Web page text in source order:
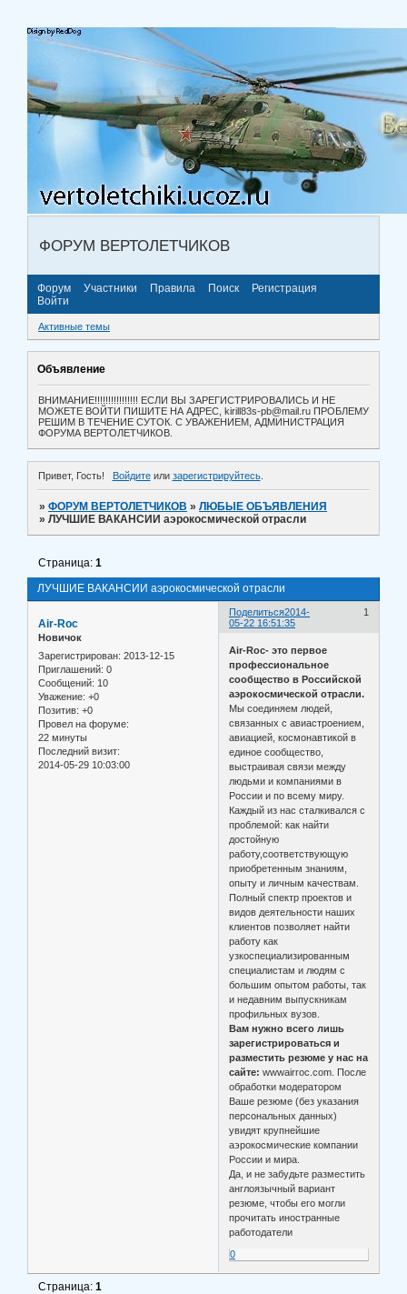
ФОРУМ ВЕРТОЛЕТЧИКОВ
Форум Участники Правила Поиск
Регистрация
Войти
Активные темы
Объявление
ВНИМАНИЕ!!!!!!!!!!!!!!!! ЕСЛИ ВЫ ЗАРЕГИСТРИРОВАЛИСЬ И НЕ
МОЖЕТЕ ВОЙТИ ПИШИТЕ НА АДРЕС, kirill83s-pb@mail.ru ПРОБЛЕМУ
РЕШИМ В ТЕЧЕНИЕ СУТОК. С УВАЖЕНИЕМ, АДМИНИСТРАЦИЯ
ФОРУМА ВЕРТОЛЕТЧИКОВ.
Привет, Гость! Войдитеили зарегистрируйтесь.
»ФОРУМ ВЕРТОЛЕТЧИКОВ »ЛЮБЫЕ ОБЪЯВЛЕНИЯ
»ЛУЧШИЕ ВАКАНСИИ аэрокосмической отрасли
ЛУЧШИЕ ВАКАНСИИ аэрокосмической отрасли
Страница:1
Поделиться 1
2014-
05-22 16:51:35
Air-Roc
Новичок
Зарегистрирован: 2013-12-15
Приглашений: 0
Сообщений: 10
Уважение: +0
Позитив: +0
Провел на форуме:
22 минуты
Последний визит:
2014-05-29 10:03:00
Air-Roc- это первое
профессиональное
сообщество в Российской
аэрокосмической отрасли.
Мы соединяем людей,
связанных с авиастроением,
авиацией, космонавтикой в
единое сообщество,
выстраивая связи между
людьми и компаниями в
России и по всему миру.
Каждый из нас сталкивался с
проблемой: как найти
достойную
работу,соответствующую
приобретенным знаниям,
опыту и личным качествам.
Полный спектр проектов и
видов деятельности наших
клиентов позволяет найти
работу как
узкоспециализированным
специалистам и людям с
большим опытом работы, так
и недавним выпускникам
профильных вузов.
Вам нужно всего лишь
зарегистрироваться и
разместить резюме у нас на
сайте: wwwairroc.com. После
обработки модератором
Ваше резюме (без указания
персональных данных)
увидят крупнейшие
аэрокосмические компании
России и мира.
Да, и не забудьте разместить
англоязычный вариант
резюме, чтобы его могли
прочитать иностранные
работодатели
0
Страница:1